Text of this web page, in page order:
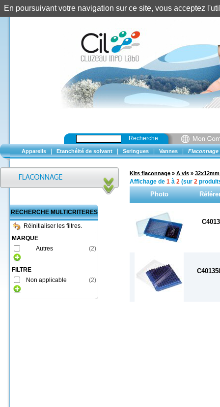
Recherche
Appareils Etanchéité de solvant Seringues Vannes Flaconnage
RECHERCHE MULTICRITERES
Réinitialiser les filtres.
MARQUE
Autres
(2)
FILTRE
Non applicable
(2)
Kits flaconnage » A vis »
Affichage de 1 à 2 (sur 2
Photo
En poursuivant votre navigation sur ce site, vous acceptez